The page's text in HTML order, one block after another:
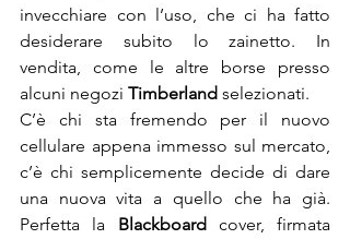
invecchiare con l’uso, che ci ha fatto
desiderare subito lo zainetto. In
vendita, come le altre borse presso
alcuni negozi Timberland selezionati.
C’è chi sta fremendo per il nuovo
cellulare appena immesso sul mercato,
c’è chi semplicemente decide di dare
una nuova vita a quello che ha già.
Perfetta la Blackboard